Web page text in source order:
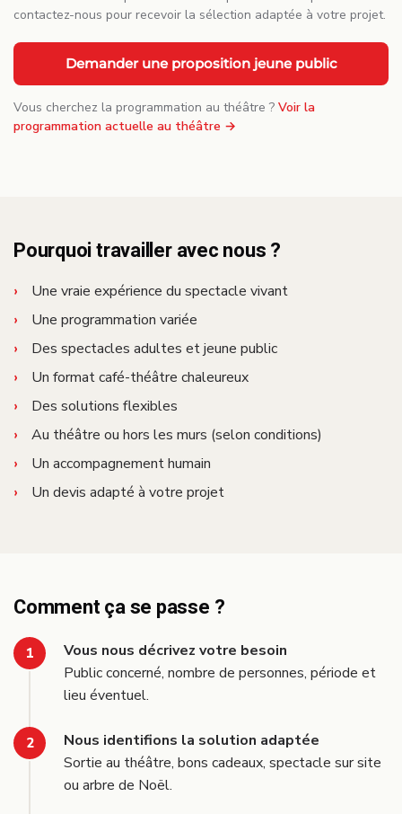
contactez-nous pour recevoir la sélection adaptée à votre projet.
Demander une proposition jeune public
Vous cherchez la programmation au théâtre ? Voir la
programmation actuelle au théâtre →
Pourquoi travailler avec nous ?
Une vraie expérience du spectacle vivant
Une programmation variée
Des spectacles adultes et jeune public
Un format café-théâtre chaleureux
Des solutions flexibles
Au théâtre ou hors les murs (selon conditions)
Un accompagnement humain
Un devis adapté à votre projet
Comment ça se passe ?
Vous nous décrivez votre besoin
Public concerné, nombre de personnes, période et
lieu éventuel.
Nous identifions la solution adaptée
Sortie au théâtre, bons cadeaux, spectacle sur site
ou arbre de Noël.